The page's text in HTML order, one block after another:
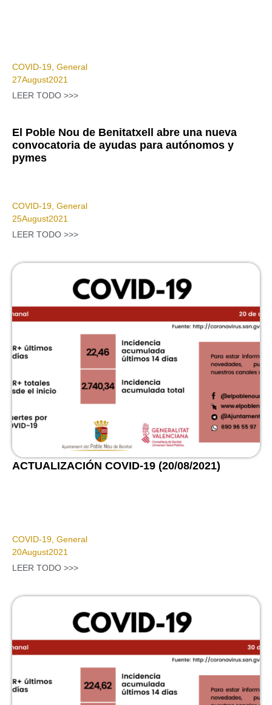
COVID-19 General
27August2021
LEER TODO >>>
El Poble Nou de Benitatxell abre una nueva
convocatoria de ayudas para autónomos y
pymes
COVID-19 General
25August2021
LEER TODO >>>
ACTUALIZACIÓN COVID-19 (20/08/2021)
COVID-19 General
20August2021
LEER TODO >>>